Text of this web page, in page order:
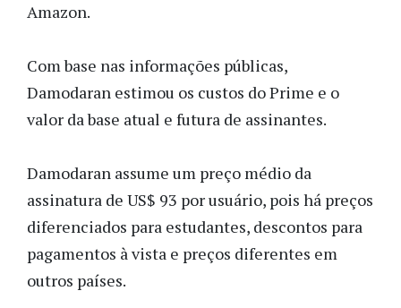
Amazon.
Com base nas informações públicas,
Damodaran estimou os custos do Prime e o
valor da base atual e futura de assinantes.
Damodaran assume um preço médio da
assinatura de US$ 93 por usuário, pois há preços
diferenciados para estudantes, descontos para
pagamentos à vista e preços diferentes em
outros países.